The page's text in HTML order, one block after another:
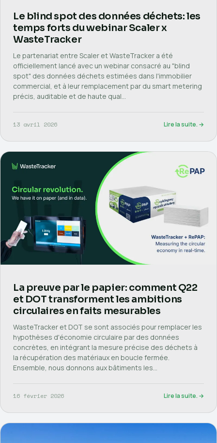
Le blind spot des données déchets: les
temps forts du webinar Scaler x
WasteTracker
Le partenariat entre Scaler et WasteTracker a été
officiellement lancé avec un webinar consacré au "blind
spot" des données déchets estimées dans l'immobilier
commercial, et à leur remplacement par du smart metering
précis, auditable et de haute qual…
13 avril 2026 Lire la suite. →
La preuve par le papier: comment Q22
et DOT transforment les ambitions
circulaires en faits mesurables
WasteTracker et DOT se sont associés pour remplacer les
hypothèses d'économie circulaire par des données
concrètes, en intégrant la mesure précise des déchets à
la récupération des matériaux en boucle fermée.
Ensemble, nous donnons aux bâtiments les…
16 février 2026 Lire la suite. →